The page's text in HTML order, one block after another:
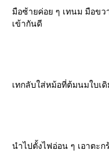
มือซ้ายค่อย ๆ เทนม มือข
เข้ากันดี
เทกลับใส่หม้อที่ต้มนมใบเดิ
นำไปตั้งไฟอ่อน ๆ เอาตะ